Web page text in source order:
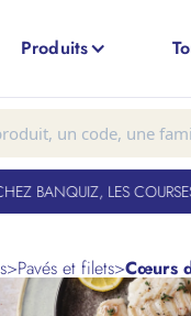
Produits
BANQUIZ, LES COURSES
>Pavés et filets>Cœurs